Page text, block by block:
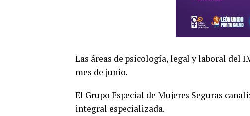
Las áreas de psicología, legal y laboral del
mes de junio.
El Grupo Especial de Mujeres Seguras
integral especializada.